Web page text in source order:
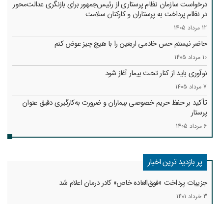
درخواست سازمان نظام پرستاری از رئیس‌جمهور برای بازنگری عدالت‌محور
در نظام پرداخت به پرستاران و کارکنان سلامت
12 مرداد 1405
حاضر نیستم حس خادمی اربعین را با هیچ چیز عوض کنم
10 مرداد 1405
نوآوری باید از کنار تخت بیمار آغاز شود
7 مرداد 1405
تأکید بر حفظ حریم خصوصی بیماران و ضرورت به‌کارگیری دقیق عنوان
پرستار
6 مرداد 1405
پر بازدید ترین اخبار
جزییات پرداخت «فوق‌العاده خاص» کادر درمان اعلام شد
3 خرداد 1401